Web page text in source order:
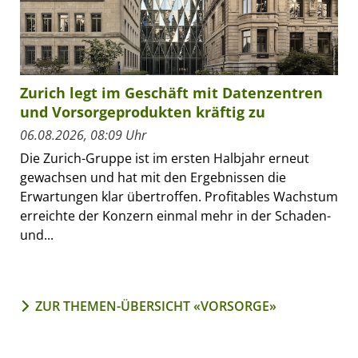
Zurich legt im Geschäft mit Datenzentren
und Vorsorgeprodukten kräftig zu
06.08.2026, 08:09 Uhr
Die Zurich-Gruppe ist im ersten Halbjahr erneut
gewachsen und hat mit den Ergebnissen die
Erwartungen klar übertroffen. Profitables Wachstum
erreichte der Konzern einmal mehr in der Schaden-
und...
ZUR THEMEN-ÜBERSICHT «VORSORGE»